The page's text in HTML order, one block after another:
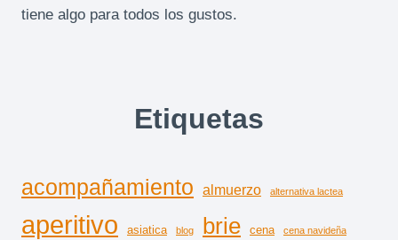
tiene algo para todos los gustos.
Etiquetas
acompañamiento almuerzo alternativa lactea
aperitivo asiatica blog brie cena cena navideña